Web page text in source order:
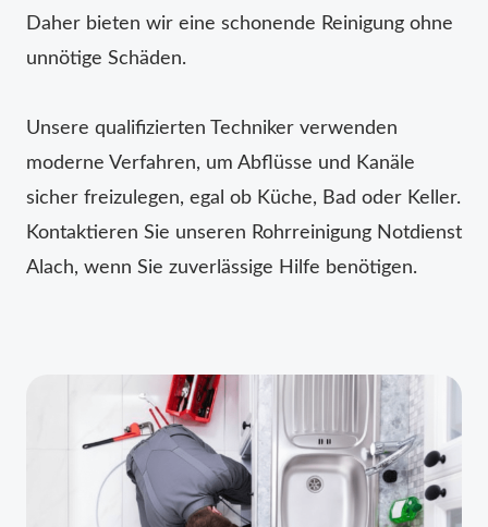
Daher bieten wir eine schonende Reinigung ohne
unnötige Schäden.
Unsere qualifizierten Techniker verwenden
moderne Verfahren, um Abflüsse und Kanäle
sicher freizulegen, egal ob Küche, Bad oder Keller.
Kontaktieren Sie unseren Rohrreinigung Notdienst
Alach, wenn Sie zuverlässige Hilfe benötigen.